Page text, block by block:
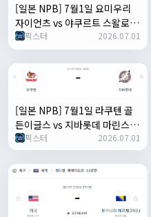
[일본 NPB] 7월1일 요미우리
자이언츠 vs 야쿠르트 스왈로즈
| 스포츠 분석 무료 중계 토친놈
픽스터 2026.07.01
[일본 NPB] 7월1일 라쿠텐 골
든이글스 vs 지바롯데 마린스 |
스포츠 분석 무료 중계 토친놈
픽스터 2026.07.01